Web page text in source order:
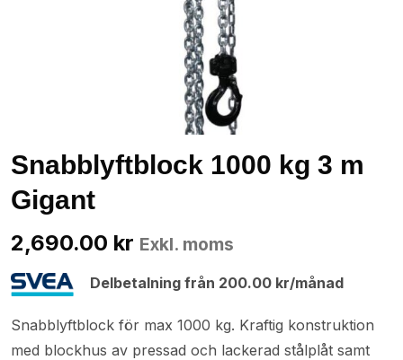
Delbetalning från 200.00 kr/månad
2,690.00 kr Exkl. moms
Snabblyftblock 1000 kg 3 m
Gigant
Snabblyftblock för max 1000 kg. Kraftig konstruktion
med blockhus av pressad och lackerad stålplåt samt